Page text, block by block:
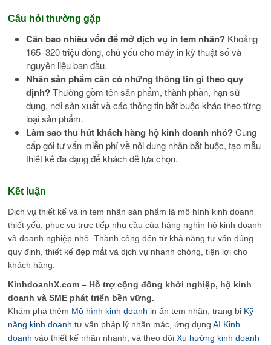
Câu hỏi thường gặp
Cần bao nhiêu vốn để mở dịch vụ in tem nhãn? Khoảng
165–320 triệu đồng, chủ yếu cho máy in kỹ thuật số và
nguyên liệu ban đầu.
Nhãn sản phẩm cần có những thông tin gì theo quy
định?Thường gồm tên sản phẩm, thành phần, hạn sử
dụng, nơi sản xuất và các thông tin bắt buộc khác theo từng
loại sản phẩm.
Làm sao thu hút khách hàng hộ kinh doanh nhỏ?Cung
cấp gói tư vấn miễn phí về nội dung nhãn bắt buộc, tạo mẫu
thiết kế đa dạng để khách dễ lựa chọn.
Kết luận
Dịch vụ thiết kế và in tem nhãn sản phẩm là mô hình kinh doanh
thiết yếu, phục vụ trực tiếp nhu cầu của hàng nghìn hộ kinh doanh
và doanh nghiệp nhỏ. Thành công đến từ khả năng tư vấn đúng
quy định, thiết kế đẹp mắt và dịch vụ nhanh chóng, tiện lợi cho
khách hàng.
KinhdoanhX.com – Hỗ trợ cộng đồng khởi nghiệp, hộ kinh
doanh và SME phát triển bền vững.
Khám phá thêm Mô hình kinh doanh in ấn tem nhãn, trang bị Kỹ
năng kinh doanh tư vấn pháp lý nhãn mác, ứng dụngAI Kinh
doanh vào thiết kế nhãn nhanh, và theo dõiXu hướng kinh doanh